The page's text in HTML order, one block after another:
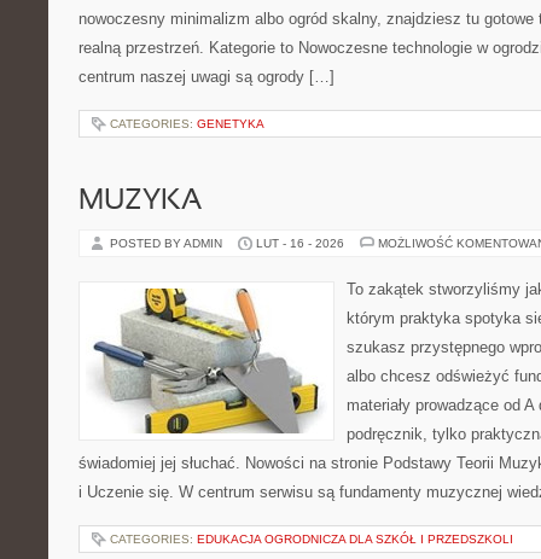
nowoczesny minimalizm albo ogród skalny, znajdziesz tu gotowe
realną przestrzeń. Kategorie to Nowoczesne technologie w
centrum naszej uwagi są ogrody […]
CATEGORIES: GENETYKA
MUZYKA
POSTED BY ADMIN LUT - 16 - 2026 MOŻLIWOŚĆ
To zakątek stworzyliśmy
którym praktyka spotyka
szukasz przystępnego
albo chcesz odświeżyć
materiały prowadzące od
podręcznik, tylko
świadomiej jej słuchać. Nowości na stronie Podstawy Teorii
i Uczenie się. W centrum serwisu są fundamenty muzycznej
CATEGORIES: EDUKACJA OGRODNICZA DLA SZKÓŁ I PRZEDSZKOLI